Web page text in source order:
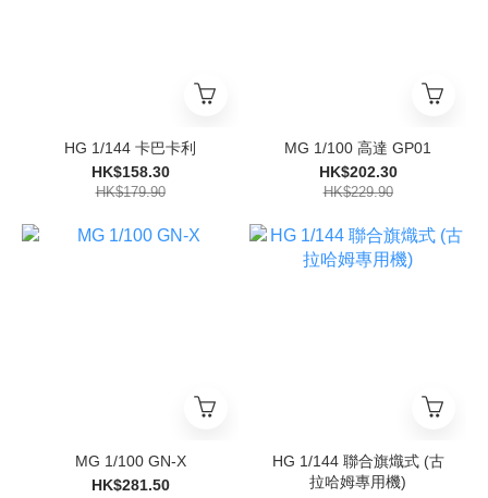
HG 1/144 卡巴卡利
HK$158.30
HK$179.90
MG 1/100 高達 GP01
HK$202.30
HK$229.90
MG 1/100 GN-X
HK$281.50
HG 1/144 聯合旗熾式 (古
拉哈姆專用機)